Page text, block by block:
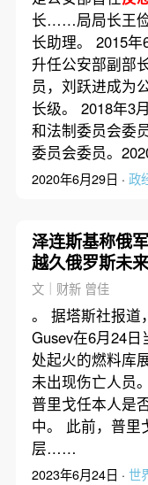
长……局局长王
长助理。 2015
升任公安部副部
员，刘跃进成为
长级。 2018年3
和法制委员会委
委员会委员。
2020年6月29日 · 政
泽连斯基称俄
越久俄罗斯未
里戈任拒绝投降
文｜财新 曾佳
。 据塔斯社报道
Gusev在6月24
处起火的燃料库
未出现伤亡人员
普里戈任本人是
中。 此前，普里
层……
2023年6月24日 · 世